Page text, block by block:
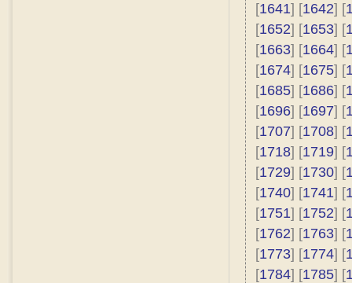
[1641] [1642] [
[1652] [1653] [
[1663] [1664] [
[1674] [1675] [
[1685] [1686] [
[1696] [1697] [
[1707] [1708] [
[1718] [1719] [
[1729] [1730] [
[1740] [1741] [
[1751] [1752] [
[1762] [1763] [
[1773] [1774] [
[1784] [1785] [